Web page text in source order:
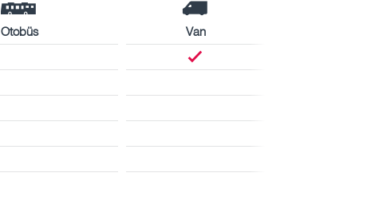
Otobüs
Van